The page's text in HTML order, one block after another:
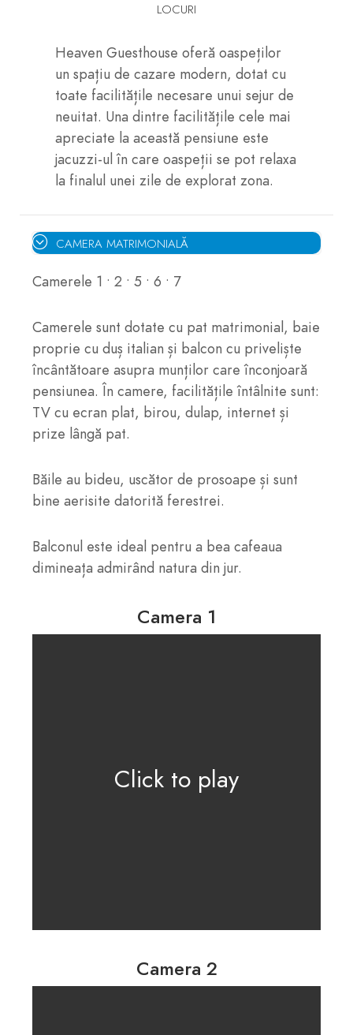
LOCURI
Heaven Guesthouse oferă oaspeților
un spațiu de cazare modern, dotat cu
toate facilitățile necesare unui sejur de
neuitat. Una dintre facilitățile cele mai
apreciate la această pensiune este
jacuzzi-ul în care oaspeții se pot relaxa
la finalul unei zile de explorat zona.
CAMERA MATRIMONIALĂ
Camerele 1 • 2 • 5 • 6 • 7
Camerele sunt dotate cu pat matrimonial, baie
proprie cu duș italian și balcon cu priveliște
încântătoare asupra munților care înconjoară
pensiunea. În camere, facilitățile întâlnite sunt:
TV cu ecran plat, birou, dulap, internet și
prize lângă pat.
Băile au bideu, uscător de prosoape și sunt
bine aerisite datorită ferestrei.
Balconul este ideal pentru a bea cafeaua
dimineața admirând natura din jur.
Camera 1
Click to play
Camera 2